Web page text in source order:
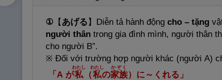
① 【 あげる 】 Diễn tả hành động cho – tặng
người thân trong gia đình mình, người thân
cho người B”.
※ Đối với trường hợp người khác (người A)
「 A が私
わたし
（私
わたし
の家族
かぞく
）に～くれる」